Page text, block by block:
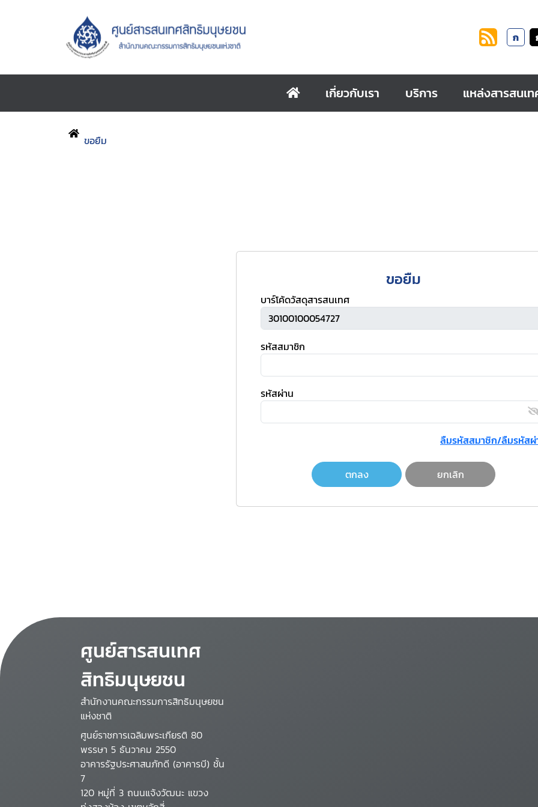
ก
เกี่ยวกับเรา บริการ แหล่งสารสนเ
ขอยืม
ขอยืม
บาร์โค้ดวัสดุสารสนเทศ
รหัสสมาชิก
รหัสผ่าน
ลืมรหัสสมาชิก/ลืมรหัสผ่
ตกลง ยกเลิก
ศูนย์สารสนเทศ
สิทธิมนุษยชน
สำนักงานคณะกรรมการสิทธิมนุษยชน
แห่งชาติ
ศูนย์ราชการเฉลิมพระเกียรติ 80
พรรษา 5 ธันวาคม 2550
อาคารรัฐประศาสนภักดี (อาคารบี) ชั้น
7
120 หมู่ที่ 3 ถนนแจ้งวัฒนะ แขวง